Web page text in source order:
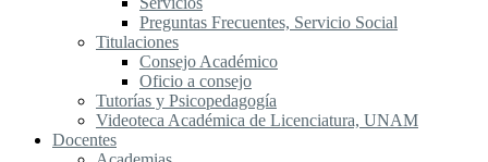
Preguntas Frecuentes, Servicio Social
Titulaciones
Consejo Académico
Oficio a consejo
Tutorías y Psicopedagogía
Videoteca Académica de Licenciatura, UNAM
Docentes